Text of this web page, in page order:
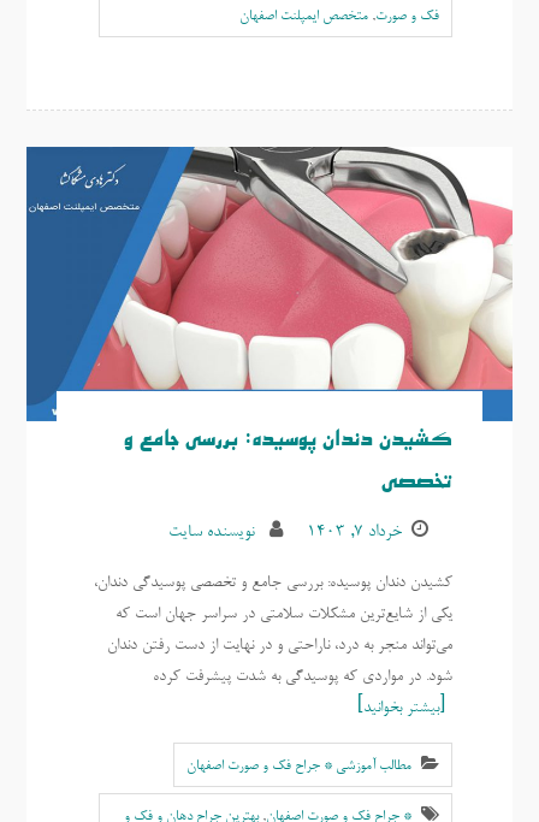
فک و صورت, متخصص ايمپلنت اصفهان
کشیدن دندان پوسیده: بررسی جامع و
تخصصی
خرداد ۷, ۱۴۰۳ نویسنده سایت
کشیدن دندان پوسیده: بررسی جامع و تخصصی پوسیدگی دندان،
یکی از شایع‌ترین مشکلات سلامتی در سراسر جهان است که
می‌تواند منجر به درد، ناراحتی و در نهایت از دست رفتن دندان
شود. در مواردی که پوسیدگی به شدت پیشرفت کرده
بیشتر بخوانید
مطالب آموزشی * جراح فک و صورت اصفهان
* جراح فک و صورت اصفهان,بهترين جراح دهان و فک و